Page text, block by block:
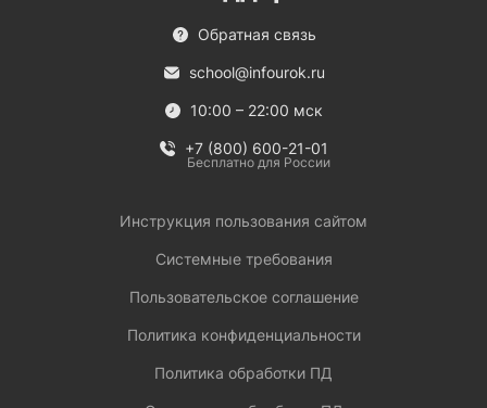
Обратная связь
school@infourok.ru
10:00 – 22:00 мск
+7 (800) 600-21-01
Бесплатно для России
Инструкция пользования сайтом
Системные требования
Пользовательское соглашение
Политика конфиденциальности
Политика обработки ПД